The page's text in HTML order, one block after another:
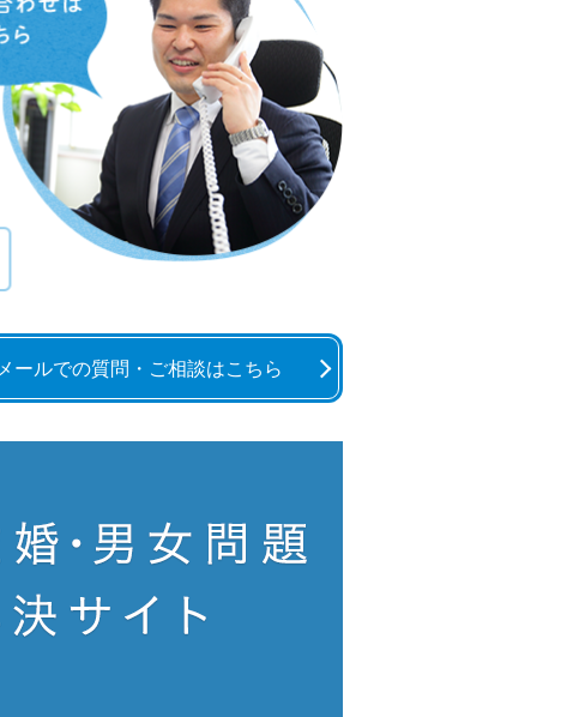
メールでの質問・ご相談はこちら